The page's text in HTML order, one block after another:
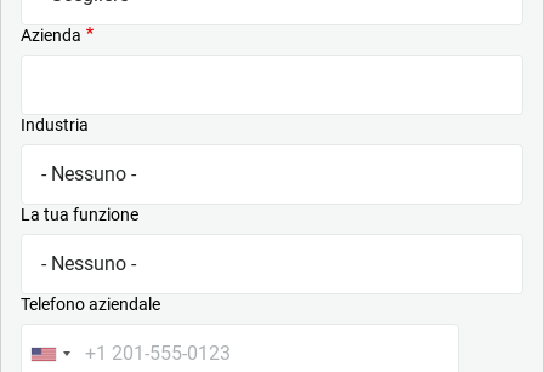
Azienda
Industria
La tua funzione
Telefono aziendale